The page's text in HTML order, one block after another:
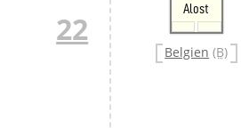
22
Alost
Belgien (B)